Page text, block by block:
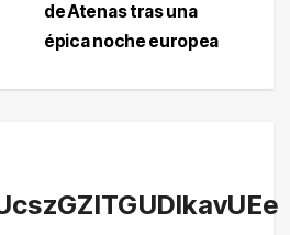
de Atenas tras una
épica noche europea